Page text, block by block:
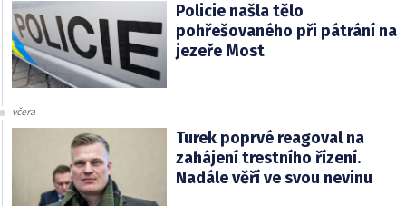
Policie našla tělo
pohřešovaného při pátrání na
jezeře Most
včera
Turek poprvé reagoval na
zahájení trestního řízení.
Nadále věří ve svou nevinu